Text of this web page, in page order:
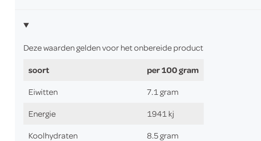
Deze waarden gelden voor het onbereide product
soort per 100 gram
Eiwitten 7.1 gram
Energie 1941 kj
Koolhydraten 8.5 gram